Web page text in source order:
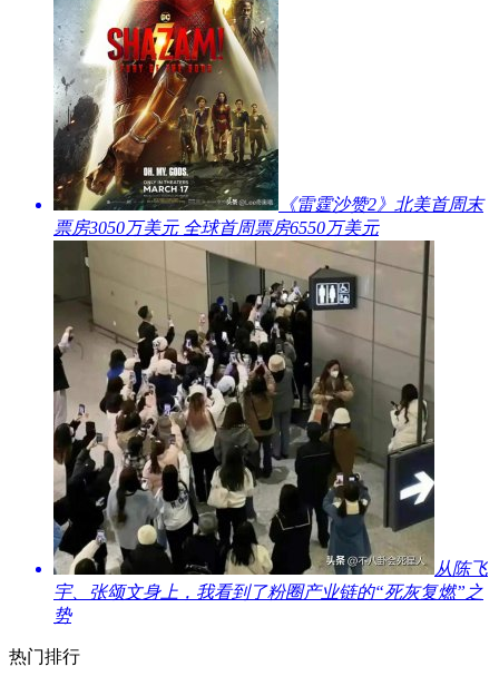
​《雷霆沙赞2》北美首周末
票房3050万美元 全球首周票房6550万美元
​从陈飞
宇、张颂文身上，我看到了粉圈产业链的“死灰复燃”之
势
热门排行